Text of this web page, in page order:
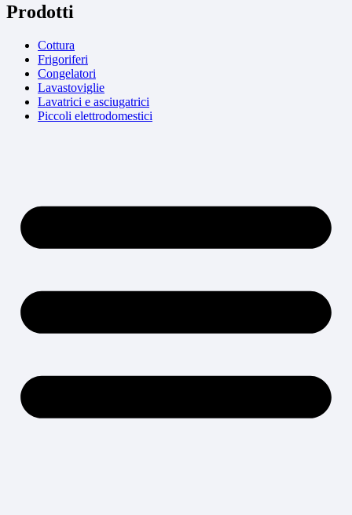
Prodotti
Cottura
Frigoriferi
Congelatori
Lavastoviglie
Lavatrici e asciugatrici
Piccoli elettrodomestici